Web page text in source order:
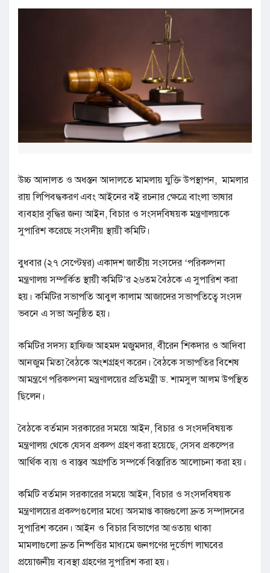
উচ্চ আদালত ও অধস্তন আদালতে মামলায় যুক্তি উপস্থাপন, মামলার
রায় লিপিবদ্ধকরণ এবং আইনের বই রচনার ক্ষেত্রে বাংলা ভাষার
ব্যবহার বৃদ্ধির জন্য আইন, বিচার ও সংসদবিষয়ক মন্ত্রণালয়কে
সুপারিশ করেছে সংসদীয় স্থায়ী কমিটি।
বুধবার (২৭ সেপ্টেম্বর) একাদশ জাতীয় সংসদের ‘পরিকল্পনা
মন্ত্রণালয় সম্পর্কিত স্থায়ী কমিটি’র ২৬তম বৈঠকে এ সুপারিশ করা
হয়। কমিটির সভাপতি আবুল কালাম আজাদের সভাপতিত্বে সংসদ
ভবনে এ সভা অনুষ্ঠিত হয়।
কমিটির সদস্য হাফিজ আহমদ মজুমদার, বীরেন শিকদার ও আদিবা
আনজুম মিতা বৈঠকে অংশগ্রহণ করেন। বৈঠকে সভাপতির বিশেষ
আমন্ত্রণে পরিকল্পনা মন্ত্রণালয়ের প্রতিমন্ত্রী ড. শামসুল আলম উপস্থিত
ছিলেন।
বৈঠকে বর্তমান সরকারের সময়ে আইন, বিচার ও সংসদবিষয়ক
মন্ত্রণালয় থেকে যেসব প্রকল্প গ্রহণ করা হয়েছে, সেসব প্রকল্পের
আর্থিক ব্যয় ও বাস্তব অগ্রগতি সম্পর্কে বিস্তারিত আলোচনা করা হয়।
কমিটি বর্তমান সরকারের সময়ে আইন, বিচার ও সংসদবিষয়ক
মন্ত্রণালয়ের প্রকল্পগুলোর মধ্যে অসমাপ্ত কাজগুলো দ্রুত সম্পাদনের
সুপারিশ করেন। আইন ও বিচার বিভাগের আওতায় থাকা
মামলাগুলো দ্রুত নিষ্পত্তির মাধ্যমে জনগণের দুর্ভোগ লাঘবের
প্রয়োজনীয় ব্যবস্থা গ্রহণের সুপারিশ করা হয়।